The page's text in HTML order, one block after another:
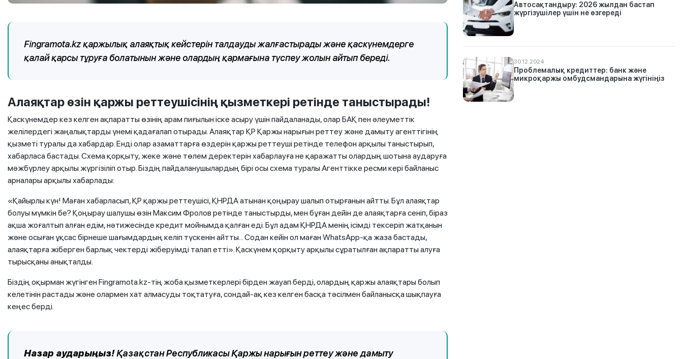
Fingramota.kz қаржылық алаяқтық кейстерін талдауды жалғастырады және қаскүнемдерге
қалай қарсы тұруға болатынын және олардың қармағына түспеу жолын айтып береді.
Алаяқтар өзін қаржы реттеушісінің қызметкері ретінде таныстырады!
Қаскүнемдер кез келген ақпаратты өзінің арам пиғылын іске асыру үшін пайдаланады, олар БАҚ пен әлеуметтік
желілердегі жаңалықтарды үнемі қадағалап отырады. Алаяқтар ҚР Қаржы нарығын реттеу және дамыту агенттігінің
қызметі туралы да хабардар. Енді олар азаматтарға өздерін қаржы реттеуші ретінде телефон арқылы таныстырып,
хабарласа бастады. Схема қорқыту, жеке және төлем деректерін хабарлауға не қаражатты олардың шотына аударуға
мәжбүрлеу арқылы жүргізіліп отыр. Біздің пайдаланушылардың бірі осы схема туралы Агенттікке ресми кері байланыс
арналары арқылы хабарлады:
«Қайырлы күн! Маған хабарласып, ҚР қаржы реттеушісі, ҚНРДА атынан қоңырау шалып отырғанын айтты. Бұл алаяқтар
болуы мүмкін бе? Қоңырау шалушы өзін Максим Фролов ретінде таныстырды, мен бұған дейін де алаяқтарға сеніп, біраз
ақша жоғалтып алған едім, нәтижесінде кредит мойнымда қалған еді. Бұл адам ҚНРДА менің ісімді тексеріп жатқанын
және осыған ұқсас бірнеше шағымдардың келіп түскенін айтты... Содан кейін ол маған WhatsApp-қа жаза бастады,
алаяқтарға жіберген барлық чектерді жіберуімді талап етті». Қаскүнем қорқыту арқылы сұратылған ақпаратты алуға
тырысқаны анықталды.
Біздің оқырман жүгінген Fingramota.kz-тің жоба қызметкерлері бірден жауап берді, олардың қаржы алаяқтары болып
келетінін растады және олармен хат алмасуды тоқтатуға, сондай-ақ кез келген басқа тәсілмен байланысқа шықпауға
кеңес берді.
Назар аударыңыз!Қазақстан Республикасы Қаржы нарығын реттеу және дамыту
Автосақтандыру: 2026 жылдан бастап
жүргізушілер үшін не өзгереді
30.12.2024
Проблемалық кредиттер: банк және
микроқаржы омбудсмандарына жүгініңіз